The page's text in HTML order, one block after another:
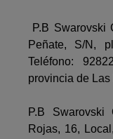
P.B Swarovski
Peñate, S/N,
Teléfono:
provincia de Las
P.B Swarovski
Rojas, 16,